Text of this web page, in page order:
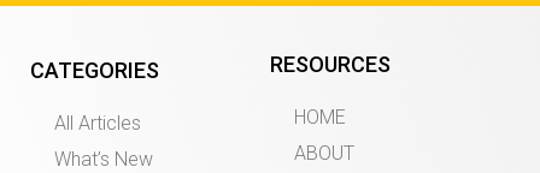
CATEGORIES
All Articles
What’s New
RESOURCES
HOME
ABOUT